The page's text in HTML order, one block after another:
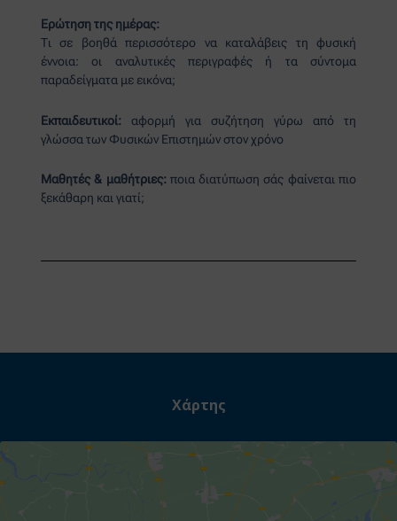
Ερώτηση της ημέρας:
Τι σε βοηθά περισσότερο να καταλάβεις τη φυσική
έννοια: οι αναλυτικές περιγραφές ή τα σύντομα
παραδείγματα με εικόνα;
Εκπαιδευτικοί: αφορμή για συζήτηση γύρω από τη
γλώσσα των Φυσικών Επιστημών στον χρόνο
Μαθητές & μαθήτριες: ποια διατύπωση σάς φαίνεται πιο
ξεκάθαρη και γιατί;
Χάρτης